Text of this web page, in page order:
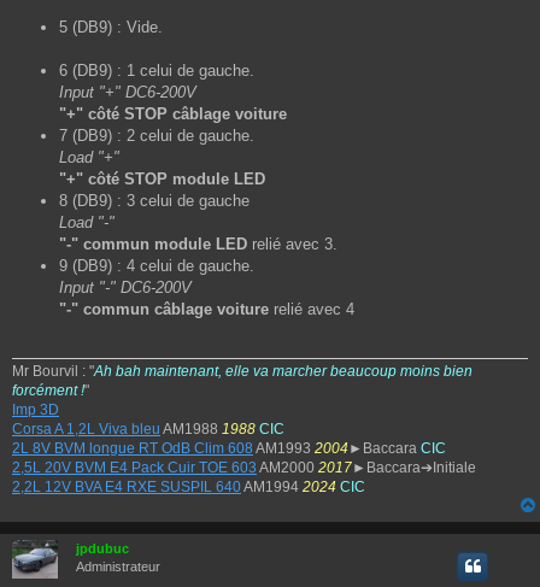
5 (DB9) : Vide.
6 (DB9) : 1 celui de gauche.
Input "+" DC6-200V
"+" côté STOP câblage voiture
7 (DB9) : 2 celui de gauche.
Load "+"
"+" côté STOP module LED
8 (DB9) : 3 celui de gauche
Load "-"
"-" commun module LED relié avec 3.
9 (DB9) : 4 celui de gauche.
Input "-" DC6-200V
"-" commun câblage voiture relié avec 4
Mr Bourvil : "Ah bah maintenant, elle va marcher beaucoup moins bien
forcément !"
Imp 3D
Corsa A 1,2L Viva bleu AM1988 1988 CIC
2L 8V BVM longue RT OdB Clim 608 AM1993 2004 ►Baccara CIC
2,5L 20V BVM E4 Pack Cuir TOE 603 AM2000 2017►Baccara➔Initiale
2,2L 12V BVA E4 RXE SUSPIL 640AM1994 2024 CIC
jpdubuc
Administrateur